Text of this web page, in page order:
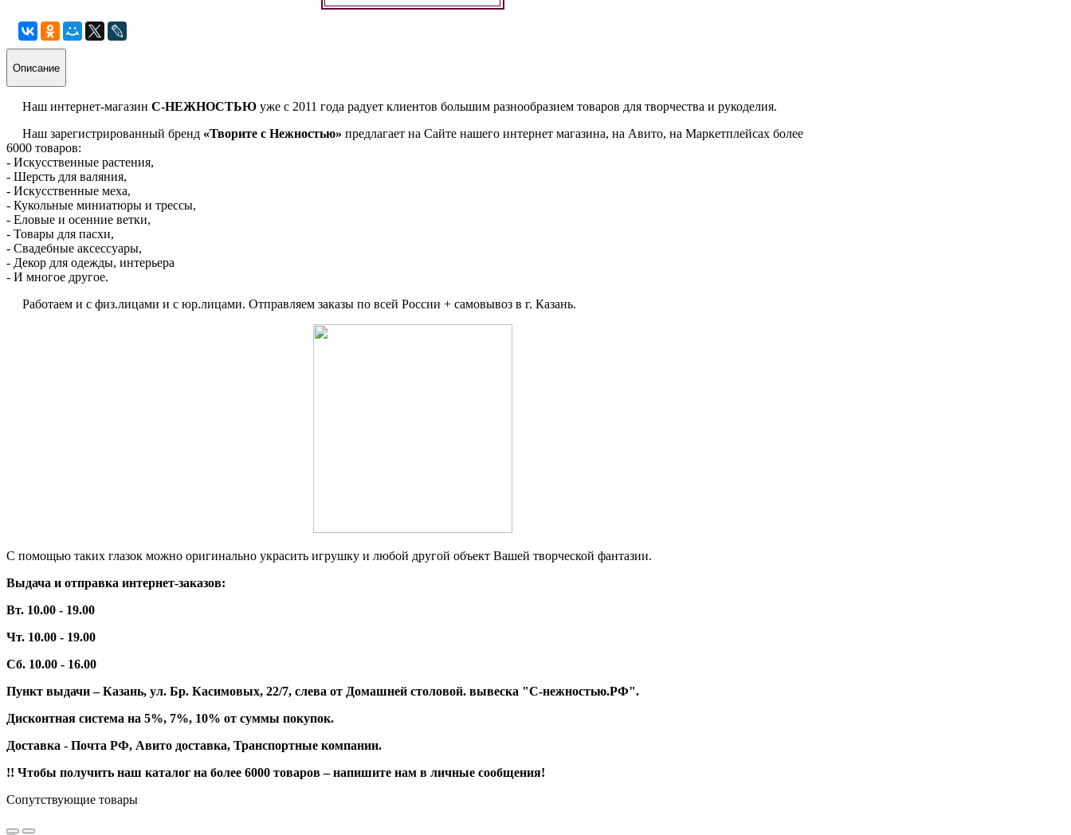
Описание
Наш интернет-магазин С-НЕЖНОСТЬЮ уже с 2011 года радует клиентов большим разнообразием товаров для творчества и рукоделия.
Наш зарегистрированный бренд «Творите с Нежностью» предлагает на Сайте нашего интернет магазина, на Авито, на Маркетплейсах более
6000 товаров:
- Искусственные растения,
- Шерсть для валяния,
- Искусственные меха,
- Кукольные миниатюры и трессы,
- Еловые и осенние ветки,
- Товары для пасхи,
- Свадебные аксессуары,
- Декор для одежды, интерьера
- И многое другое.
Работаем и с физ.лицами и с юр.лицами. Отправляем заказы по всей России + самовывоз в г. Казань.
С помощью таких глазок можно оригинально украсить игрушку и любой другой объект Вашей творческой фантазии.
Выдача и отправка интернет-заказов:
Вт. 10.00 - 19.00
Чт. 10.00 - 19.00
Сб. 10.00 - 16.00
Пункт выдачи – Казань, ул. Бр. Касимовых, 22/7, слева от Домашней столовой. вывеска "С-нежностью.РФ".
Дисконтная система на 5%, 7%, 10% от суммы покупок.
Доставка - Почта РФ, Авито доставка, Транспортные компании.
!! Чтобы получить наш каталог на более 6000 товаров – напишите нам в личные сообщения!
Сопутствующие товары